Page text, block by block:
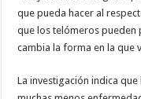
que pueda hacer al
que los telómeros pueden
cambia la forma en la que
La investigación indica